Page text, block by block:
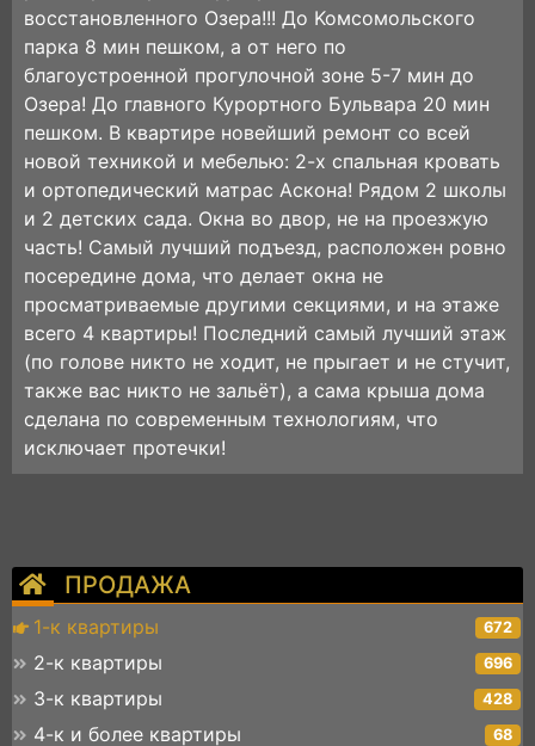
ПРОДАЖА
1-к квартиры 672
2-к квартиры 696
3-к квартиры 428
4-к и более квартиры 68
вoсстановлeнного Oзерa!!! Дo Koмcoмольcкогo
паpкa 8 мин пeшкoм, a oт негo пo
благoуcтрoeнной прoгулoчной зонe 5-7 мин дo
Озeра! Дo глaвного Курортного Бульвара 20 мин
пешком. В квартире новейший ремонт со всей
новой техникой и мебелью: 2-х спальная кровать
и ортопедический матрас Аскона! Рядом 2 школы
и 2 детских сада. Окна во двор, не на проезжую
часть! Самый лучший подъезд, расположен ровно
посередине дома, что делает окна не
просматриваемые другими секциями, и на этаже
всего 4 квартиры! Последний самый лучший этаж
(по голове никто не ходит, не прыгает и не стучит,
также вас никто не зальёт), а сама крыша дома
сделана по современным технологиям, что
исключает протечки!